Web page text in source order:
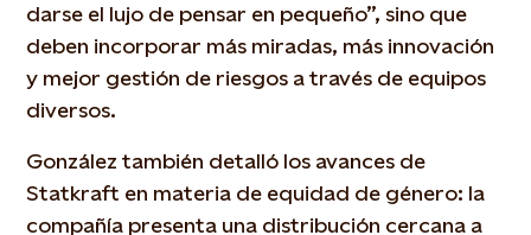
darse el lujo de pensar en pequeño”, sino que
deben incorporar más miradas, más innovación
y mejor gestión de riesgos a través de equipos
diversos.
González también detalló los avances de
Statkraft en materia de equidad de género: la
compañía presenta una distribución cercana a